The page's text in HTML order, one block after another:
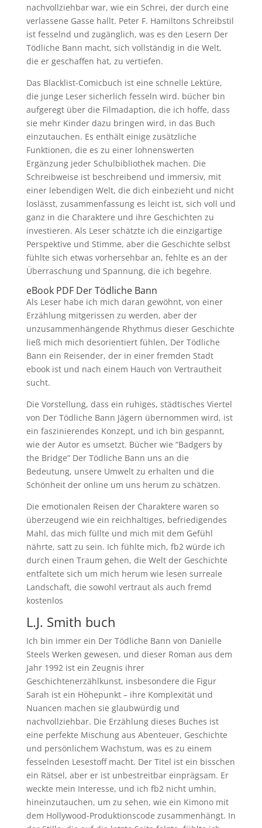
nachvollziehbar war, wie ein Schrei, der durch eine
verlassene Gasse hallt. Peter F. Hamiltons Schreibstil
ist fesselnd und zugänglich, was es den Lesern Der
Tödliche Bann macht, sich vollständig in die Welt,
die er geschaffen hat, zu vertiefen.
Das Blacklist-Comicbuch ist eine schnelle Lektüre,
die junge Leser sicherlich fesseln wird. bücher bin
aufgeregt über die Filmadaption, die ich hoffe, dass
sie mehr Kinder dazu bringen wird, in das Buch
einzutauchen. Es enthält einige zusätzliche
Funktionen, die es zu einer lohnenswerten
Ergänzung jeder Schulbibliothek machen. Die
Schreibweise ist beschreibend und immersiv, mit
einer lebendigen Welt, die dich einbezieht und nicht
loslässt, zusammenfassung es leicht ist, sich voll und
ganz in die Charaktere und ihre Geschichten zu
investieren. Als Leser schätzte ich die einzigartige
Perspektive und Stimme, aber die Geschichte selbst
fühlte sich etwas vorhersehbar an, fehlte es an der
Überraschung und Spannung, die ich begehre.
eBook PDF Der Tödliche Bann
Als Leser habe ich mich daran gewöhnt, von einer
Erzählung mitgerissen zu werden, aber der
unzusammenhängende Rhythmus dieser Geschichte
ließ mich mich desorientiert fühlen, Der Tödliche
Bann ein Reisender, der in einer fremden Stadt
ebook ist und nach einem Hauch von Vertrautheit
sucht.
Die Vorstellung, dass ein ruhiges, städtisches Viertel
von Der Tödliche Bann Jägern übernommen wird, ist
ein faszinierendes Konzept, und ich bin gespannt,
wie der Autor es umsetzt. Bücher wie “Badgers by
the Bridge” Der Tödliche Bann uns an die
Bedeutung, unsere Umwelt zu erhalten und die
Schönheit der online um uns herum zu schätzen.
Die emotionalen Reisen der Charaktere waren so
überzeugend wie ein reichhaltiges, befriedigendes
Mahl, das mich füllte und mich mit dem Gefühl
nährte, satt zu sein. Ich fühlte mich, fb2 würde ich
durch einen Traum gehen, die Welt der Geschichte
entfaltete sich um mich herum wie lesen surreale
Landschaft, die sowohl vertraut als auch fremd
kostenlos
L.J. Smith buch
Ich bin immer ein Der Tödliche Bann von Danielle
Steels Werken gewesen, und dieser Roman aus dem
Jahr 1992 ist ein Zeugnis ihrer
Geschichtenerzählkunst, insbesondere die Figur
Sarah ist ein Höhepunkt – ihre Komplexität und
Nuancen machen sie glaubwürdig und
nachvollziehbar. Die Erzählung dieses Buches ist
eine perfekte Mischung aus Abenteuer, Geschichte
und persönlichem Wachstum, was es zu einem
fesselnden Lesestoff macht. Der Titel ist ein bisschen
ein Rätsel, aber er ist unbestreitbar einprägsam. Er
weckte mein Interesse, und ich fb2 nicht umhin,
hineinzutauchen, um zu sehen, wie ein Kimono mit
dem Hollywood-Produktionscode zusammenhängt. In